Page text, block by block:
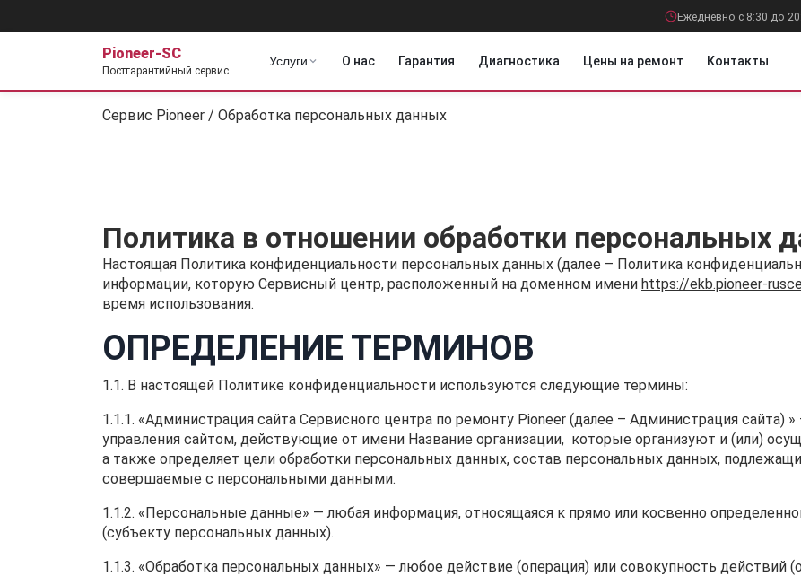
Ежедневно с 8:30 до
Pioneer-SC
Постгарантийный сервис
Услуги О нас Гарантия Диагностика Цены на ремонт Контакты
Сервис Pioneer / Обработка персональных данных
Политика в отношении обработки персональных
Настоящая Политика конфиденциальности персональных данных (далее – Политика
информации, которую Сервисный центр, расположенный на доменном имени https://ekb.pioneer-
время использования.
ОПРЕДЕЛЕНИЕ ТЕРМИНОВ
1.1. В настоящей Политике конфиденциальности используются следующие термины:
1.1.1. «Администрация сайта Сервисного центра по ремонту Pioneer (далее – Администрация сайта)
управления сайтом, действующие от имени Название организации, которые организуют и (или)
а также определяет цели обработки персональных данных, состав персональных данных,
совершаемые с персональными данными.
1.1.2. «Персональные данные» — любая информация, относящаяся к прямо или косвенно
(субъекту персональных данных).
1.1.3. «Обработка персональных данных» — любое действие (операция) или совокупность